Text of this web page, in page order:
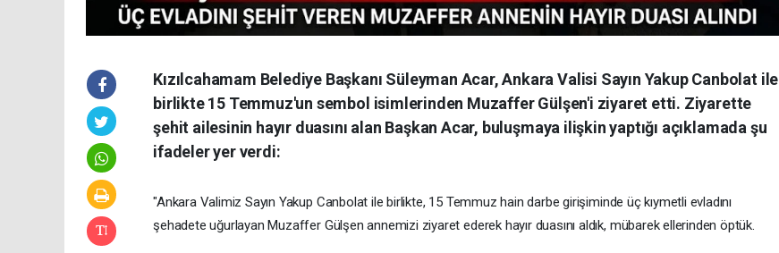
Kızılcahamam Belediye Başkanı Süleyman Acar, Ankara Valisi Sayın Yakup Canbolat ile
birlikte 15 Temmuz'un sembol isimlerinden Muzaffer Gülşen'i ziyaret etti. Ziyarette
şehit ailesinin hayır duasını alan Başkan Acar, buluşmaya ilişkin yaptığı açıklamada şu
ifadeler yer verdi:
"Ankara Valimiz Sayın Yakup Canbolat ile birlikte, 15 Temmuz hain darbe girişiminde üç kıymetli evladını
şehadete uğurlayan Muzaffer Gülşen annemizi ziyaret ederek hayır duasını aldık, mübarek ellerinden öptük.